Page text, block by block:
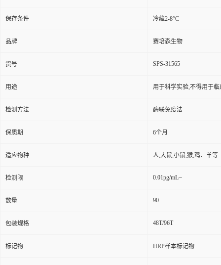
保存条件 冷藏2-8°C
品牌 赛培森生物
货号 SPS-31565
用途 用于科学实验,不得用于临
检测方法 酶联免疫法
保质期 6个月
适应物种 人,大鼠,小鼠,猴,鸡、羊等
检测限 0.01pg/mL~
数量 90
包装规格 48T/96T
标记物 HRP样本标记物